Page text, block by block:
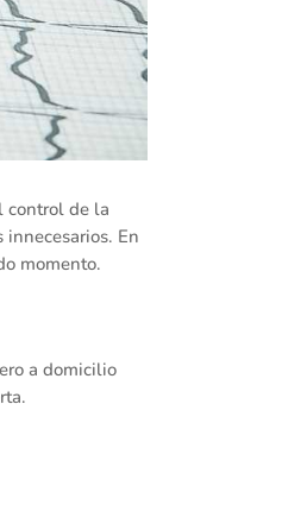
control de la
En
momento.
a domicilio